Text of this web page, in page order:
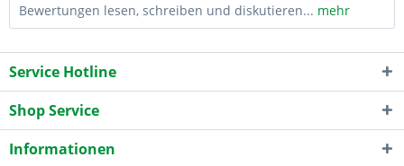
Bewertungen lesen, schreiben und diskutieren... mehr
Service Hotline
Shop Service
Informationen